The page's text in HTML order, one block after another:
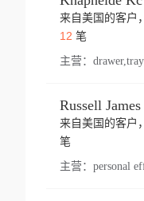
来自美国的客户
12 笔
主营：
来自美国的客户
笔
主营：